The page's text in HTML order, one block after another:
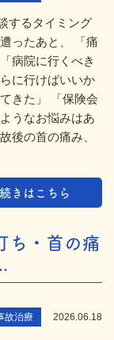
するタイミング
ったあと、 「痛
病院に行くべき
に行けばいいか
きた」 「保険会
うなお悩みはあ
後の首の痛み、
続きはこちら
ち・首の痛
故治療 2026.06.18